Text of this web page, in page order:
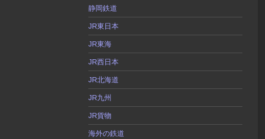
静岡鉄道
JR東日本
JR東海
JR西日本
JR北海道
JR九州
JR貨物
海外の鉄道